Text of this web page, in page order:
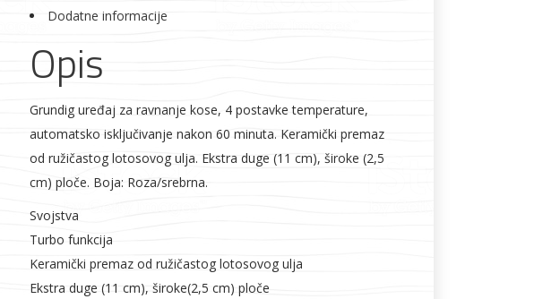
Dodatne informacije
Opis
Grundig uređaj za ravnanje kose, 4 postavke temperature,
automatsko isključivanje nakon 60 minuta. Keramički premaz
od ružičastog lotosovog ulja. Ekstra duge (11 cm), široke (2,5
cm) ploče. Boja: Roza/srebrna.
Svojstva
Turbo funkcija
Keramički premaz od ružičastog lotosovog ulja
Ekstra duge (11 cm), široke(2,5 cm) ploče